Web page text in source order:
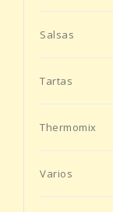
Salsas
Tartas
Thermomix
Varios